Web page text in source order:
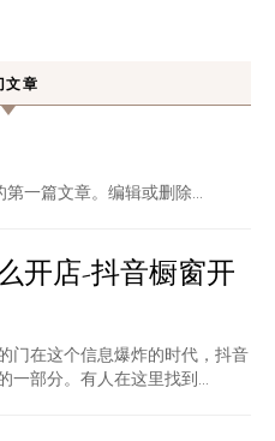
文章
一篇文章。编辑或删除…
开店-抖音橱窗开
门在这个信息爆炸的时代，抖音
部分。有人在这里找到...